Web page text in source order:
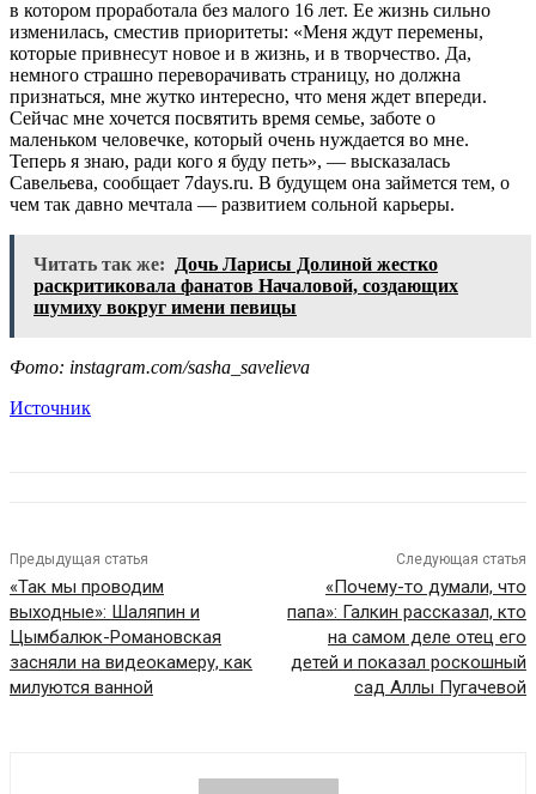
в котором проработала без малого 16 лет. Ее жизнь сильно
изменилась, сместив приоритеты: «Меня ждут перемены,
которые привнесут новое и в жизнь, и в творчество. Да,
немного страшно переворачивать страницу, но должна
признаться, мне жутко интересно, что меня ждет впереди.
Сейчас мне хочется посвятить время семье, заботе о
маленьком человечке, который очень нуждается во мне.
Теперь я знаю, ради кого я буду петь», — высказалась
Савельева, сообщает 7days.ru. В будущем она займется тем, о
чем так давно мечтала — развитием сольной карьеры.
Читать так же:
Дочь Ларисы Долиной жестко
раскритиковала фанатов Началовой, создающих
шумиху вокруг имени певицы
Фото: instagram.com/sasha_savelieva
Источник
Предыдущая статья
«Так мы проводим
выходные»: Шаляпин и
Цымбалюк-Романовская
засняли на видеокамеру, как
милуются ванной
Следующая статья
«Почему-то думали, что
папа»: Галкин рассказал, кто
на самом деле отец его
детей и показал роскошный
сад Аллы Пугачевой